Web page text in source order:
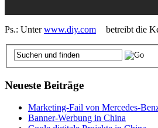
Ps.: Unterwww.diy.com betreibt die
Neueste Beiträge
Marketing-Fail von Mercedes-
Banner-Werbung in China